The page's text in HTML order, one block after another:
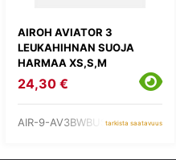
AIROH AVIATOR 3
LEUKAHIHNAN SUOJA
HARMAA XS,S,M
24,30 €
AIR-9-AV3BWBUS-1tarkista saatavuus